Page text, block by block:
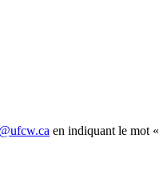
en indiquant le mot «